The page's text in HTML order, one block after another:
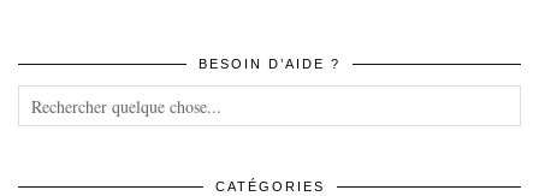
BESOIN D’AIDE ?
CATÉGORIES